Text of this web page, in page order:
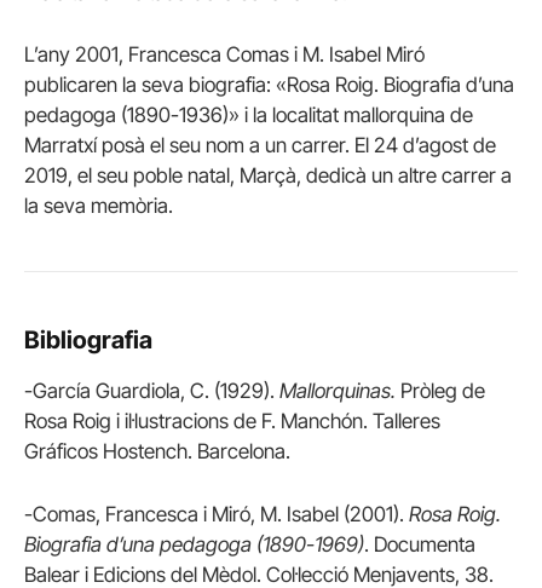
L’any 2001, Francesca Comas i M. Isabel Miró
publicaren la seva biografia: «Rosa Roig. Biografia d’una
pedagoga (1890-1936)» i la localitat mallorquina de
Marratxí posà el seu nom a un carrer. El 24 d’agost de
2019, el seu poble natal, Marçà, dedicà un altre carrer a
la seva memòria.
Bibliografia
-García Guardiola, C. (1929). Mallorquinas. Pròleg de
Rosa Roig i il·lustracions de F. Manchón. Talleres
Gráficos Hostench. Barcelona.
-Comas, Francesca i Miró, M. Isabel (2001). Rosa Roig.
Biografia d’una pedagoga (1890-1969). Documenta
Balear i Edicions del Mèdol. Col·lecció Menjavents, 38.